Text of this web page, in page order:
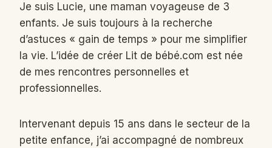
Je suis Lucie, une maman voyageuse de 3
enfants. Je suis toujours à la recherche
d’astuces « gain de temps » pour me simplifier
la vie. L’idée de créer Lit de bébé.com est née
de mes rencontres personnelles et
professionnelles.
Intervenant depuis 15 ans dans le secteur de la
petite enfance, j’ai accompagné de nombreux